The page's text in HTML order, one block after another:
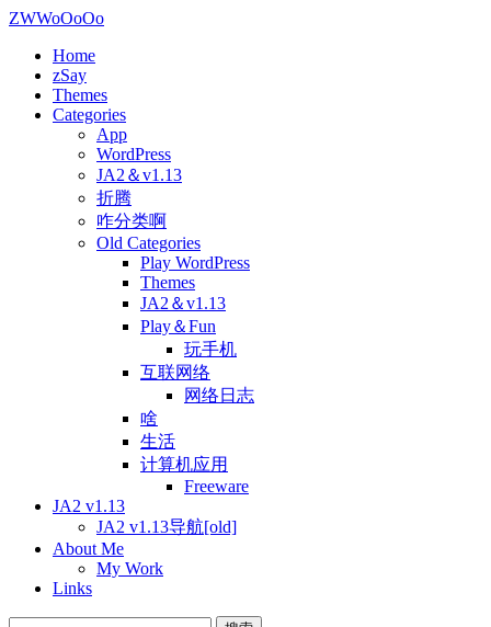
ZWWoOoOo
Home
zSay
Themes
Categories
App
WordPress
JA2＆v1.13
折腾
咋分类啊
Old Categories
Play WordPress
Themes
JA2＆v1.13
Play＆Fun
玩手机
互联网络
网络日志
啥
生活
计算机应用
Freeware
JA2 v1.13
JA2 v1.13导航[old]
About Me
My Work
Links